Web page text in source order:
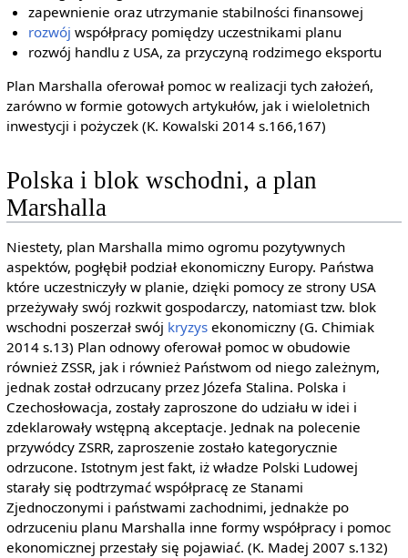
zapewnienie oraz utrzymanie stabilności finansowej
rozwój współpracy pomiędzy uczestnikami planu
rozwój handlu z USA, za przyczyną rodzimego eksportu
Plan Marshalla oferował pomoc w realizacji tych założeń,
zarówno w formie gotowych artykułów, jak i wieloletnich
inwestycji i pożyczek (K. Kowalski 2014 s.166,167)
Polska i blok wschodni, a plan
Marshalla
Niestety, plan Marshalla mimo ogromu pozytywnych
aspektów, pogłębił podział ekonomiczny Europy. Państwa
które uczestniczyły w planie, dzięki pomocy ze strony USA
przeżywały swój rozkwit gospodarczy, natomiast tzw. blok
wschodni poszerzał swój kryzysekonomiczny (G. Chimiak
2014 s.13) Plan odnowy oferował pomoc w obudowie
również ZSSR, jak i również Państwom od niego zależnym,
jednak został odrzucany przez Józefa Stalina. Polska i
Czechosłowacja, zostały zaproszone do udziału w idei i
zdeklarowały wstępną akceptacje. Jednak na polecenie
przywódcy ZSRR, zaproszenie zostało kategorycznie
odrzucone. Istotnym jest fakt, iż władze Polski Ludowej
starały się podtrzymać współpracę ze Stanami
Zjednoczonymi i państwami zachodnimi, jednakże po
odrzuceniu planu Marshalla inne formy współpracy i pomoc
ekonomicznej przestały się pojawiać. (K. Madej 2007 s.132)